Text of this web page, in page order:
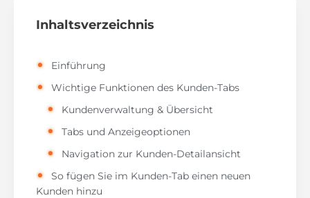
Inhaltsverzeichnis
Einführung
Wichtige Funktionen des Kunden-Tabs
Kundenverwaltung & Übersicht
Tabs und Anzeigeoptionen
Navigation zur Kunden-Detailansicht
So fügen Sie im Kunden-Tab einen neuen
Kunden hinzu